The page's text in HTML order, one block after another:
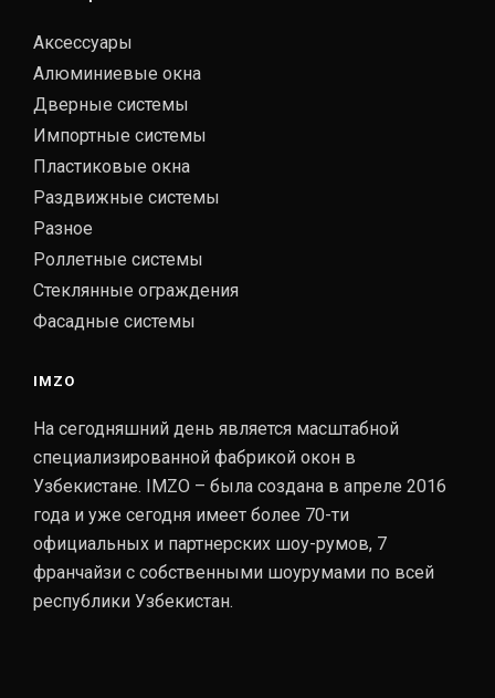
Аксессуары
Алюминиевые окна
Дверные системы
Импортные системы
Пластиковые окна
Раздвижные системы
Разное
Роллетные системы
Стеклянные ограждения
Фасадные системы
IMZO
На сегодняшний день является масштабной
специализированной фабрикой окон в
Узбекистане. IMZO – была создана в апреле 2016
года и уже сегодня имеет более 70-ти
официальных и партнерских шоу-румов, 7
франчайзи с собственными шоурумами по всей
республики Узбекистан.